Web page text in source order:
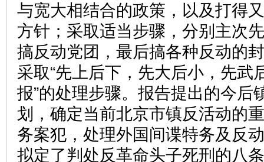
与宽大相结合的政策，以及打得
方针；采取适当步骤，分别主次
搞反动党团，最后搞各种反动的
采取“先上后下，先大后小，先武
报”的处理步骤。报告提出的今后
划，确定当前北京市镇反活动的
务案犯，处理外国间谍特务及反
拟定了判处反革命头子死刑的八